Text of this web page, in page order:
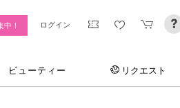
中！ ログイン
ビューティー リクエスト